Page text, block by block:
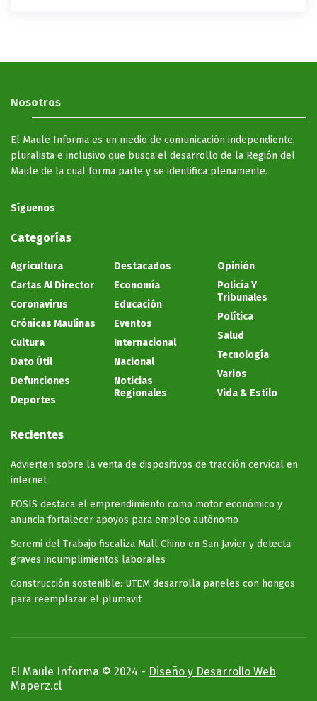
Nosotros
El Maule Informa es un medio de comunicación independiente,
pluralista e inclusivo que busca el desarrollo de la Región del
Maule de la cual forma parte y se identifica plenamente.
Síguenos
Categorías
Agricultura
Cartas Al Director
Coronavirus
Crónicas Maulinas
Cultura
Dato Útil
Defunciones
Deportes
Destacados
Economía
Educación
Eventos
Internacional
Nacional
Noticias
Regionales
Opinión
Policía Y
Tribunales
Política
Salud
Tecnología
Varios
Vida & Estilo
Recientes
Advierten sobre la venta de dispositivos de tracción cervical en
internet
FOSIS destaca el emprendimiento como motor económico y
anuncia fortalecer apoyos para empleo autónomo
Seremi del Trabajo fiscaliza Mall Chino en San Javier y detecta
graves incumplimientos laborales
Construcción sostenible: UTEM desarrolla paneles con hongos
para reemplazar el plumavit
El Maule Informa © 2024 - Diseño y Desarrollo Web
Maperz.cl